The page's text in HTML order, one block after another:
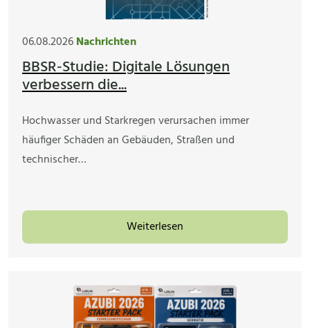
06.08.2026Nachrichten
BBSR-Studie: Digitale Lösungen
verbessern die...
Hochwasser und Starkregen verursachen immer
häufiger Schäden an Gebäuden, Straßen und
technischer…
Weiterlesen